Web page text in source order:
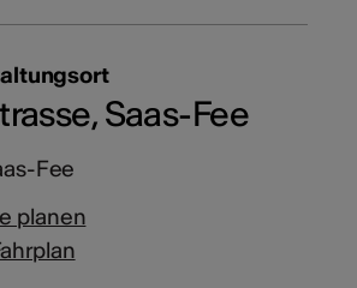
Saas-Fee
Fee
planen